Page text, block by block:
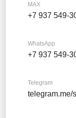
MAX
+7 937 549-
WhatsApp
+7 937 549-
Telegram
telegram.me/